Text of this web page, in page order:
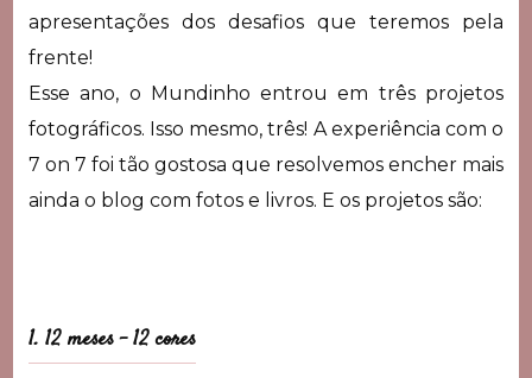
apresentações dos desafios que teremos pela
frente!
Esse ano, o Mundinho entrou em três projetos
fotográficos. Isso mesmo, três! A experiência com o
7 on 7 foi tão gostosa que resolvemos encher mais
ainda o blog com fotos e livros. E os projetos são:
1. 12 meses – 12 cores